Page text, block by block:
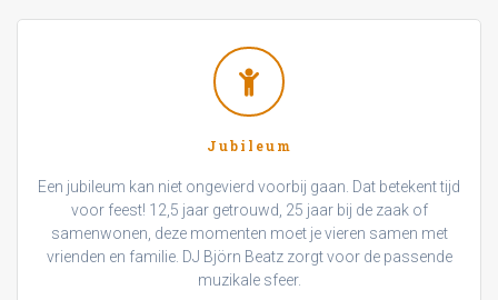
Jubileum
Een jubileum kan niet ongevierd voorbij gaan. Dat betekent tijd
voor feest! 12,5 jaar getrouwd, 25 jaar bij de zaak of
samenwonen, deze momenten moet je vieren samen met
vrienden en familie. DJ Björn Beatz zorgt voor de passende
muzikale sfeer.